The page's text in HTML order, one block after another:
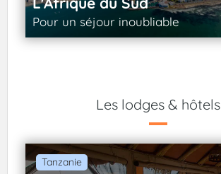
Pour un séjour inoubliable
Les lodges & hôtels
Tanzanie